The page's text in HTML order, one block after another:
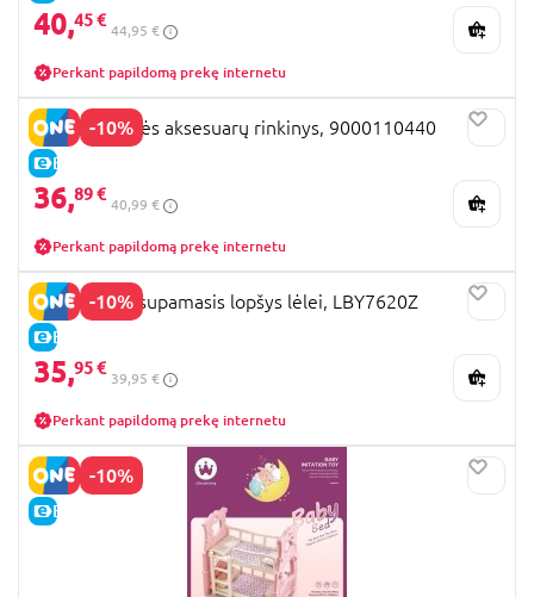
40,45 €
44,95 €
Perkant papildomą prekę internetu
-10%
E-KAINA
COROLLE lėlės aksesuarų rinkinys, 9000110440
36,89 €
40,99 €
Perkant papildomą prekę internetu
-10%
E-KAINA
LULLABABY supamasis lopšys lėlei, LBY7620Z
35,95 €
39,95 €
Perkant papildomą prekę internetu
-10%
E-KAINA